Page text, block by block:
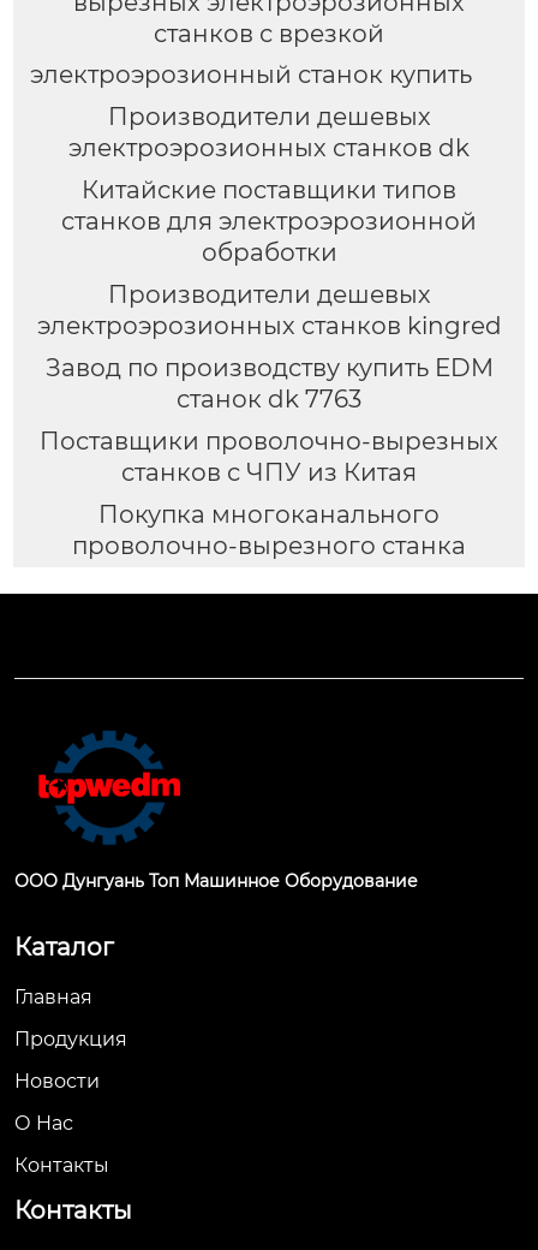
станков с врезкой
электроэрозионный станок купить
Производители дешевых
электроэрозионных станков dk
Китайские поставщики типов
станков для электроэрозионной
обработки
Производители дешевых
электроэрозионных станков kingred
Завод по производству купить EDM
станок dk 7763
Поставщики проволочно-вырезных
станков с ЧПУ из Китая
Покупка многоканального
проволочно-вырезного станка
ООО Дунгуань Топ Машинное Оборудование
Каталог
Главная
Продукция
Новости
О Hас
Контакты
Контакты